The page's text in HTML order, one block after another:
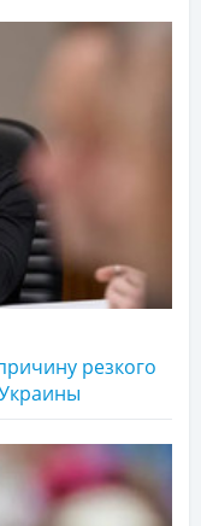
резкого